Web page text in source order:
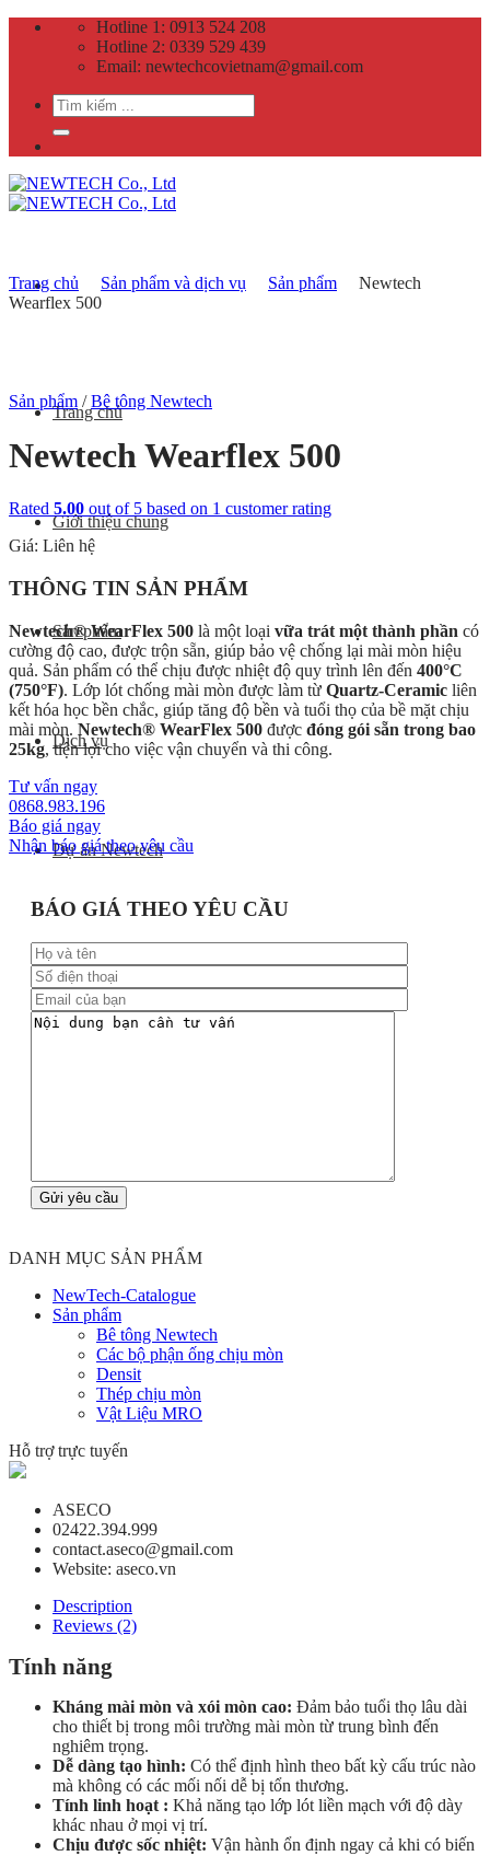
Skip
Hotline 1: 0913 524 208
Hotline 2: 0339 529 439
Email: newtechcovietnam@gmail.com
Search
for:
Trang chủ
Giới thiệu chung
Sản phẩm
Dịch vụ
Dự án Newtech
Tin tức
Trang chủ Sản phẩm và dịch vụ Sản phẩm
Newtech
Wearflex 500
Sản phẩm / Bê tông Newtech
Newtech Wearflex 500
Rated 5.00 out of 5 based on 1 customer rating
Giá: Liên hệ
THÔNG TIN SẢN PHẨM
Newtech® WearFlex 500 là một loại vữa trát một thành phần có
cường độ cao, được trộn sẵn, giúp bảo vệ chống lại mài mòn hiệu
quả. Sản phẩm có thể chịu được nhiệt độ quy trình lên đến 400°C
(750°F). Lớp lót chống mài mòn được làm từ Quartz-Ceramic liên
kết hóa học bền chắc, giúp tăng độ bền và tuổi thọ của bề mặt chịu
mài mòn. Newtech® WearFlex 500 được đóng gói sẵn trong bao
25kg, tiện lợi cho việc vận chuyển và thi công.
Tư vấn ngay
0868.983.196
Báo giá ngay
Nhận báo giá theo yêu cầu
BÁO GIÁ THEO YÊU CẦU
DANH MỤC SẢN PHẨM
NewTech-Catalogue
Sản phẩm
Bê tông Newtech
Các bộ phận ống chịu mòn
Densit
Thép chịu mòn
Vật Liệu MRO
Hỗ trợ trực tuyến
ASECO
02422.394.999
contact.aseco@gmail.com
Website: aseco.vn
Description
Reviews (2)
Tính năng
Kháng mài mòn và xói mòn cao: Đảm bảo tuổi thọ lâu dài
cho thiết bị trong môi trường mài mòn từ trung bình đến
nghiêm trọng.
Dễ dàng tạo hình: Có thể định hình theo bất kỳ cấu trúc nào
mà không có các mối nối dễ bị tổn thương.
Tính linh hoạt : Khả năng tạo lớp lót liền mạch với độ dày
khác nhau ở mọi vị trí.
Chịu được sốc nhiệt: Vận hành ổn định ngay cả khi có biến